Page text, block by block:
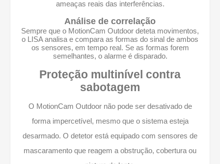
ameaças reais das interferências.
Análise de correlação
Sempre que o MotionCam Outdoor deteta movimentos,
o LISA analisa e compara as formas do sinal de ambos
os sensores, em tempo real. Se as formas forem
semelhantes, o alarme é disparado.
Proteção multinível contra
sabotagem
O MotionCam Outdoor não pode ser desativado de
forma impercetível, mesmo que o sistema esteja
desarmado. O detetor está equipado com sensores de
mascaramento que reagem a obstrução, cobertura ou